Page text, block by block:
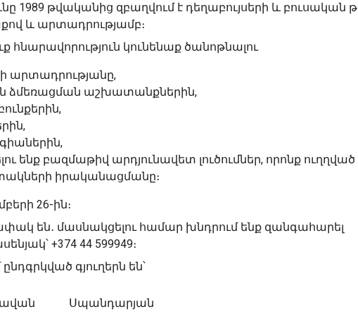
1989 թվականից զբաղվում է դեղաբույսերի և բուսական
և արտադրությամբ։
հնարավորություն կունենաք ծանոթնալու
արտադրությանը,
ձմեռացման աշխատանքներին,
ենք բազմաթիվ արդյունավետ լուծումներ, որոնք ուղղված
իրականացմանը։
26-ին։
են․ մասնակցելու համար խնդրում ենք զանգահարել
+374 44 599949։
գյուղերն են՝
Սպանդարյան